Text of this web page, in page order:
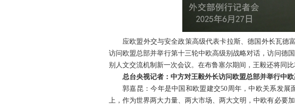
应欧盟外交与安全政策高级代表卡拉斯、德国外长瓦德
访问欧盟总部并举行第十三轮中欧高级别战略对话，访问德
别人文交流机制新一次会议。在布鲁塞尔期间，王毅还将同
总台央视记者：中方对王毅外长访问欧盟总部并举行中
郭嘉昆：今年是中国和欧盟建交50周年，中欧关系发
上，作为世界两大力量、两大市场、两大文明，中欧有必要